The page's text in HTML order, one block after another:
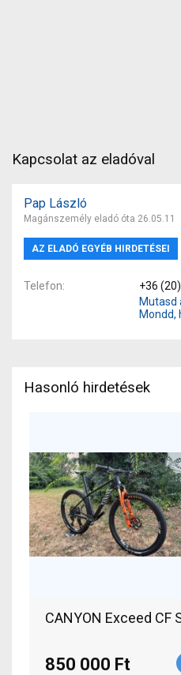
Kapcsolat az eladóval
Pap László
Magánszemély eladó óta 26.05.11
AZ ELADÓ EGYÉB HIRDETÉSEI
Telefon
+36
Mutasd
Mondd,
Hasonló hirdetések
CANYON Exceed CF
850 000 Ft